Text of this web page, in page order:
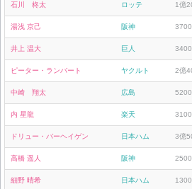
石川 柊太 ロッテ 1億
湯浅 京己 阪神
井上 温大 巨人 3400
ピーター・ランバート ヤクルト 2億
中崎 翔太 広島 5200
内 星龍 楽天
ドリュー・バーヘイゲン 日本ハム 3億
高橋 遥人 阪神
細野 晴希 日本ハム